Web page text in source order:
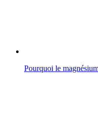
Pourquoi le